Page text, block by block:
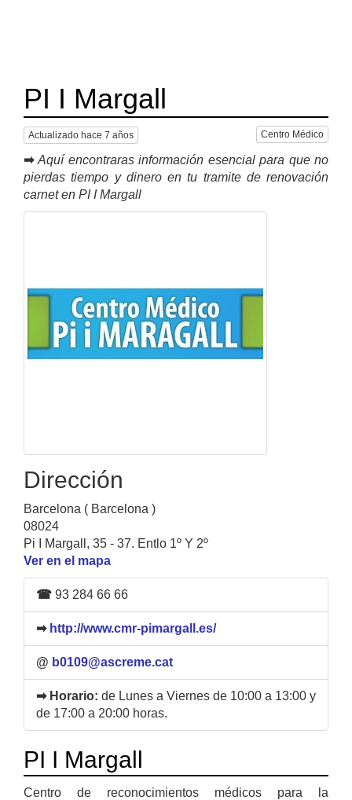
PI I Margall
Actualizado hace 7 años Centro Médico
➡ Aquí encontraras información esencial para que no
pierdas tiempo y dinero en tu tramite de renovación
carnet en PI I Margall
Dirección
Barcelona ( Barcelona )
08024
Pi I Margall, 35 - 37. Entlo 1º Y 2º
Ver en el mapa
☎ 93 284 66 66
➡ http://www.cmr-pimargall.es/
@ b0109@ascreme.cat
➡ Horario: de Lunes a Viernes de 10:00 a 13:00 y
de 17:00 a 20:00 horas.
PI I Margall
Centro de reconocimientos médicos para la